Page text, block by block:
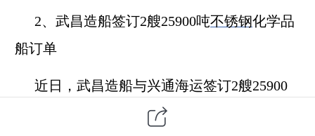
2、武昌造船签订2艘25900吨不锈钢化学品
船订单
近日，武昌造船与兴通海运签订2艘25900
吨不锈钢化学品船建造合同。